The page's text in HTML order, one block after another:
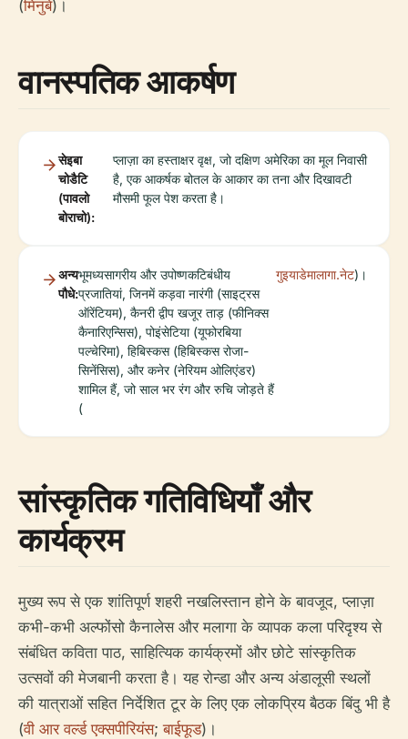
(मिनुबे)।
वानस्पतिक आकर्षण
सेइबा
चोडैटि
(पावलो
बोराचो):
प्लाज़ा का हस्ताक्षर वृक्ष, जो दक्षिण अमेरिका का मूल निवासी
है, एक आकर्षक बोतल के आकार का तना और दिखावटी
मौसमी फूल पेश करता है।
अन्य
पौधे:
भूमध्यसागरीय और उपोष्णकटिबंधीय
प्रजातियां, जिनमें कड़वा नारंगी (साइट्रस
ऑरेंटियम), कैनरी द्वीप खजूर ताड़ (फीनिक्स
कैनारिएन्सिस), पोइंसेटिया (यूफोरबिया
पल्चेरिमा), हिबिस्कस (हिबिस्कस रोजा-
सिनेंसिस), और कनेर (नेरियम ओलिएंडर)
शामिल हैं, जो साल भर रंग और रुचि जोड़ते हैं
(
गुइयाडेमालागा.नेट)।
सांस्कृतिक गतिविधियाँ और
कार्यक्रम
मुख्य रूप से एक शांतिपूर्ण शहरी नखलिस्तान होने के बावजूद, प्लाज़ा
कभी-कभी अल्फोंसो कैनालेस और मलागा के व्यापक कला परिदृश्य से
संबंधित कविता पाठ, साहित्यिक कार्यक्रमों और छोटे सांस्कृतिक
उत्सवों की मेजबानी करता है। यह रोन्डा और अन्य अंडालूसी स्थलों
की यात्राओं सहित निर्देशित टूर के लिए एक लोकप्रिय बैठक बिंदु भी है
(वी आर वर्ल्ड एक्सपीरियंस;बाईफूड)।